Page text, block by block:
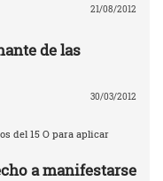
21/08/2012
de las
30/03/2012
del 15 O para aplicar
a manifestarse